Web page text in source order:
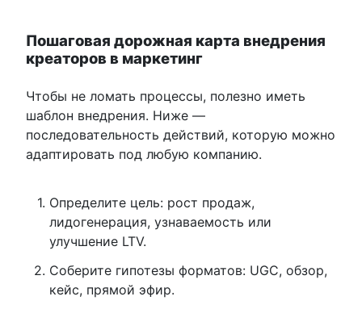
Пошаговая дорожная карта внедрения
креаторов в маркетинг
Чтобы не ломать процессы, полезно иметь
шаблон внедрения. Ниже —
последовательность действий, которую можно
адаптировать под любую компанию.
Определите цель: рост продаж,
лидогенерация, узнаваемость или
улучшение LTV.
Соберите гипотезы форматов: UGC, обзор,
кейс, прямой эфир.